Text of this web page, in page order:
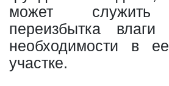
может служить
переизбытка
необходимости в
участке.